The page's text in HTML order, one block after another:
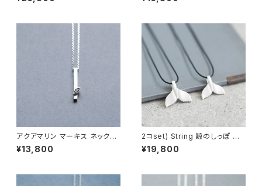
アクアマリン マーキス ネックレ
ス シルバー925 3月誕生石 メ
ンズ ユニセックス
¥13,800
2コset) String 鯨のしっぽ ペ
ア ネックレス シルバー925
¥19,800